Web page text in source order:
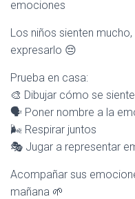
emociones
Los niños sienten
expresarlo 😔
Prueba en casa:
🎨 Dibujar cómo se
🗣️ Poner nombre a la
🌬️ Respirar juntos
🎭 Jugar a representar
Acompañar sus
mañana 🌱